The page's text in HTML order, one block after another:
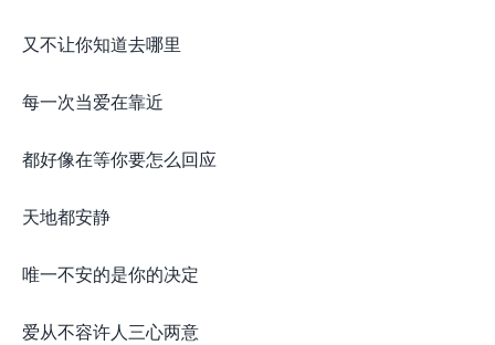
又不让你知道去哪里
每一次当爱在靠近
都好像在等你要怎么回应
天地都安静
唯一不安的是你的决定
爱从不容许人三心两意